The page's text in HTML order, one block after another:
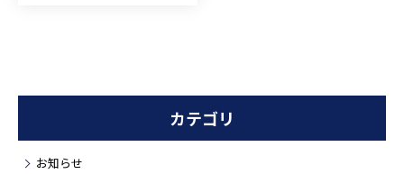
カテゴリ
お知らせ